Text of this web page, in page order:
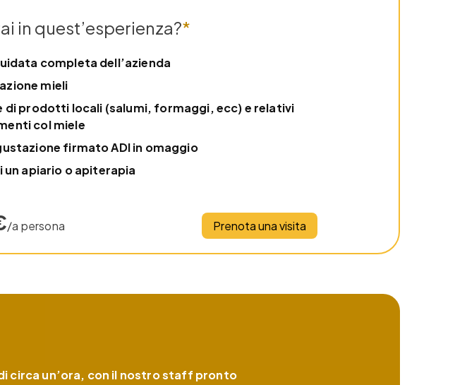
in quest’esperienza?*
completa dell’azienda
mieli
di prodotti locali (salumi, formaggi, ecc) e relativi
col miele
firmato ADI in omaggio
un apiario o apiterapia
/a persona Prenota una visita
circa un’ora, con il nostro staff pronto